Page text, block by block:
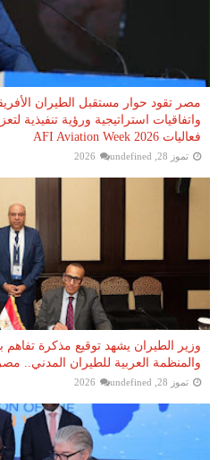
مصر تقود حوار مستقبل الطيران
واتفاقيات استراتيجية ورؤية تنفيذية
فعاليات AFI Aviation Week 2026
تموز 28, 2026 undefined
وزير الطيران يشهد توقيع مذكرة
والمنظمة العربية للطيران المدني.. مصر
تموز 28, 2026 undefined